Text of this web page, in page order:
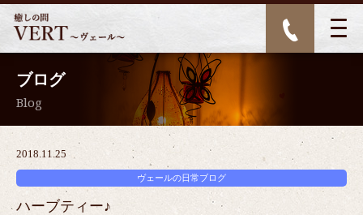
ブログ
Blog
2018.11.25
ヴェールの日常ブログ
ハーブティー♪